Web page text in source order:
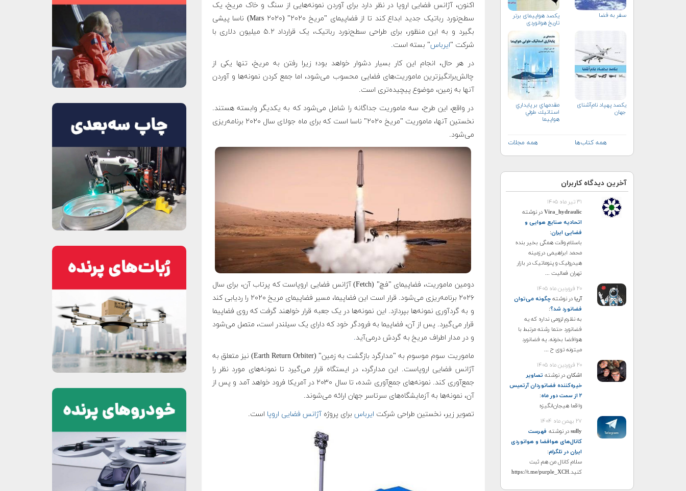
سفر به فضا
یکصد هواپیمای برتر
تاریخ هوانوردی
یکصد پهپاد نام‌آشنای
جهان
مقدمه‏اي بر پايداري
استاتيك طولي
هواپيما
همه کتاب‌ها همه مجلات
آخرین دیدگاه کاربران
۳۱ تیر ماه ۱۴۰۵
Vira_hydraulicدر نوشته
اتحادیه صنایع هوایی و
فضایی ایران:
باسلام وقت همگی بخیر بنده
محمد ابراهیمی درزمینه
هیدرولیک و پنوماتیک در بازار
تهران فعالیت ...
۲۰ فروردین ماه ۱۴۰۵
آریادر نوشتهچگونه می‌توان
فضانورد شد؟:
به نظرم لزومی نداره که یه
فضانورد حتما رشته مرتبط با
هوافضا بخونه. یه فضانورد
میتونه توی ح ...
۲۰ فروردین ماه ۱۴۰۵
اشکاندر نوشته تصاویر
خیره‌کننده فضانوردان آرتمیس
۲ از سمت دور ماه
:
واقعا هیجان‌انگیزه
۲۷ بهمن ماه ۱۴۰۴
sullyدر نوشته فهرست
کانال‌های هوافضا و هوانوردی
ایران در تلگرام:
سلام کانال من هم ثبت
کنید.https://t.me/purple_XCH
اکنون، آژانس فضایی اروپا در نظر دارد برای آوردن نمونه‌هایی از سنگ‌ و خاک مریخ، یک
سطح‌نورد رباتیک جدید ابداع کند تا از فضاپیمای "مریخ ۲۰۲۰" (Mars ۲۰۲۰) ناسا پیشی
بگیرد و به این منظور، برای طراحی سطح‌نورد رباتیک، یک قرارداد ۵.۲ میلیون دلاری با
شرکت "ایرباس" بسته است.
در هر حال، انجام این کار بسیار دشوار خواهد بود؛ زیرا رفتن به مریخ، تنها یکی از
چالش‌برانگیزترین ماموریت‌های فضایی محسوب می‌شود، اما جمع کردن نمونه‌ها و آوردن
آنها به زمین، موضوع پیچیده‌تری است.
در واقع، این طرح، سه ماموریت جداگانه را شامل می‌شود که به یکدیگر وابسته هستند.
نخستین آنها، ماموریت "مریخ ۲۰۲۰" ناسا است که برای ماه جولای سال ۲۰۲۰ برنامه‌ریزی
می‌شود.
دومین ماموریت، فضاپیمای "فچ" (Fetch) آژانس فضایی اروپاست که پرتاب آن، برای سال
۲۰۲۶ برنامه‌ریزی می‌شود. قرار است این فضاپیما، مسیر فضاپیمای مریخ ۲۰۲۰ را ردیابی کند
و به گردآوری نمونه‌ها بپردازد. این نمونه‌ها در یک جعبه قرار خواهند گرفت که روی فضاپیما
قرار می‌گیرد. پس از آن، فضاپیما به فرودگر خود که دارای یک سیلندر است، متصل می‌شود
و در مدار اطراف مریخ به گردش درمی‌آید.
ماموریت سوم موسوم به "مدارگرد بازگشت به زمین" (Earth Return Orbiter) نیز متعلق به
آژانس فضایی اروپاست. این مدارگرد، در ایستگاه قرار می‌گیرد تا نمونه‌های مورد نظر را
جمع‌آوری کند. نمونه‌های جمع‌آوری شده، تا سال ۲۰۳۰ در آمریکا فرود خواهد آمد و پس از
آن، نمونه‌ها به آزمایشگاه‌های سرتاسر جهان ارائه می‌شوند.
تصویر زیر، نخستین طراحی شرکت ایرباس برای پروژه آژانس فضایی اروپا است.